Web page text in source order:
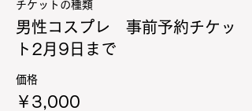
チケットの種類
男性コスプレ 事前予約チケッ
ト2月9日まで
価格
￥3,000